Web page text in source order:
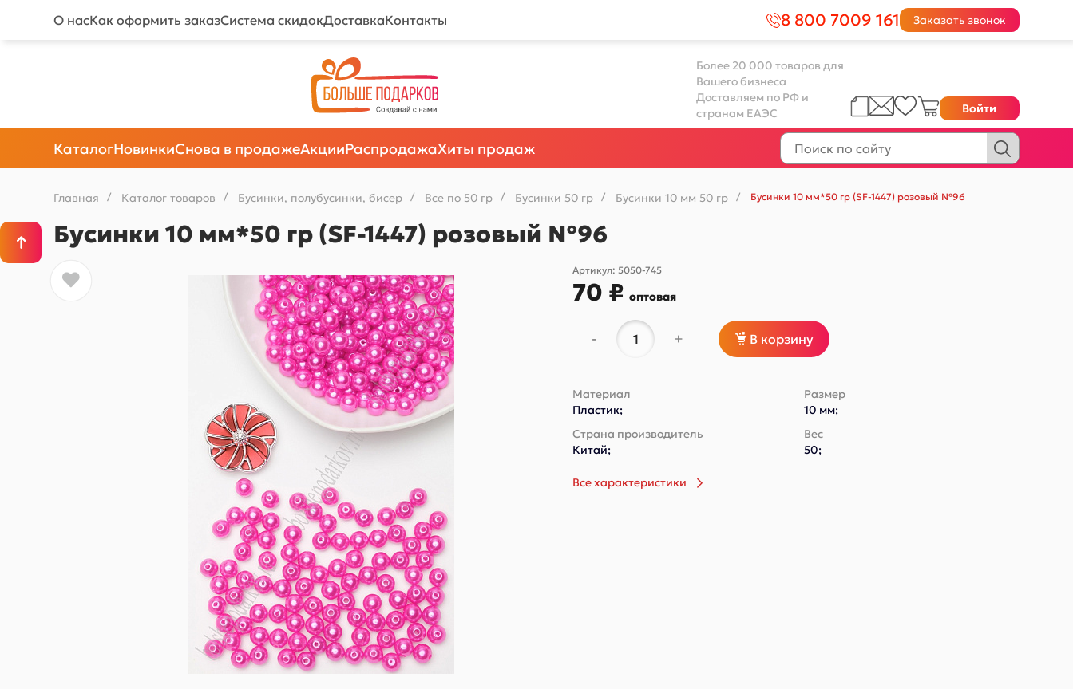
О насКак оформить заказСистема скидокДоставкаКонтакты 8 800 7009 161 Заказать звонок
Более 20 000 товаров для
Вашего бизнеса
Доставляем по РФ и
странам ЕАЭС
Войти
КаталогНовинкиСнова в продажеАкцииРаспродажаХиты продаж
Главная / Каталог товаров / Бусинки, полубусинки, бисер / Все по 50 гр / Бусинки 50 гр / Бусинки 10 мм 50 гр / Бусинки 10 мм*50 гр (SF-1447) розовый №96
Бусинки 10 мм*50 гр (SF-1447) розовый №96
Артикул:5050-745
70 ₽оптовая
- + В корзину
Материал
Пластик;
Размер
10 мм;
Страна производитель
Китай;
Вес
50;
Все характеристики